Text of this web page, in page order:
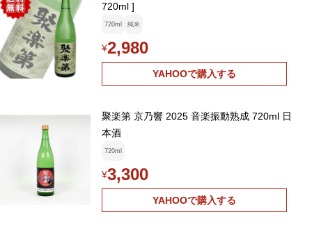
720ml ]
720ml 純米
¥2,980
YAHOOで購入する
聚楽第 京乃響 2025 音楽振動熟成 720ml 日
本酒
720ml
¥3,300
YAHOOで購入する